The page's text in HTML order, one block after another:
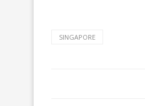
SINGAPORE